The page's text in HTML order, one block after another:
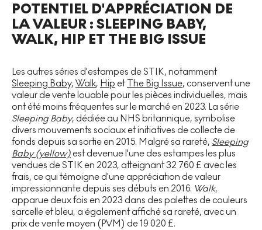
POTENTIEL D'APPRÉCIATION DE
LA VALEUR : SLEEPING BABY,
WALK, HIP ET THE BIG ISSUE
Les autres séries d'estampes de STIK, notamment
Sleeping Baby, Walk, Hip etThe Big Issue, conservent une
valeur de vente louable pour les pièces individuelles, mais
ont été moins fréquentes sur le marché en 2023. La série
Sleeping Baby, dédiée au NHS britannique, symbolise
divers mouvements sociaux et initiatives de collecte de
fonds depuis sa sortie en 2015. Malgré sa rareté, Sleeping
Baby (yellow) est devenue l'une des estampes les plus
vendues de STIK en 2023, atteignant 32 760 £ avec les
frais, ce qui témoigne d'une appréciation de valeur
impressionnante depuis ses débuts en 2016. Walk,
apparue deux fois en 2023 dans des palettes de couleurs
sarcelle et bleu, a également affiché sa rareté, avec un
prix de vente moyen (PVM) de 19 020 £.